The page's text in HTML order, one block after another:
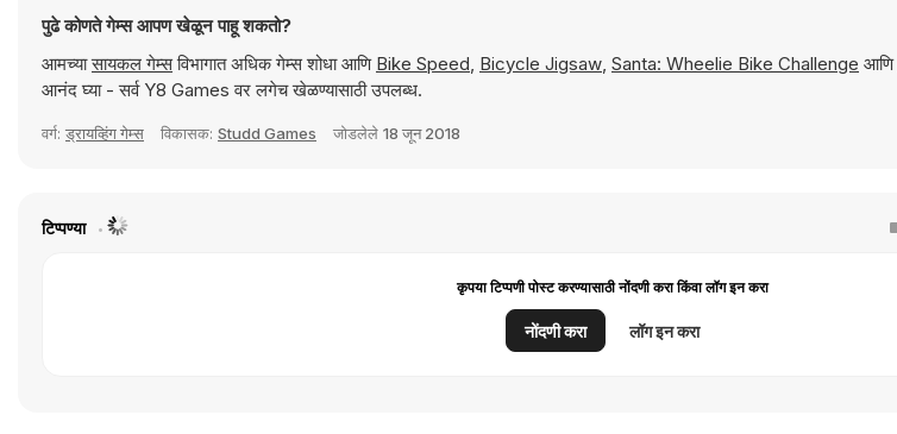
पुढे कोणते गेम्स आपण खेळून पाहू शकतो?
आमच्यासायकल गेम्सविभागात अधिक गेम्स शोधा आणि Bike Speed, Bicycle Jigsaw, Santa: Wheelie Bike Challenge आणि
आनंद घ्या - सर्व Y8 Games वर लगेच खेळण्यासाठी उपलब्ध.
वर्ग: ड्रायव्हिंग गेम्स विकासक: Studd Games जोडलेले 18 जून 2018
टिप्पण्या
कृपया टिप्पणी पोस्ट करण्यासाठी नोंदणी करा किंवा लॉग इन करा
नोंदणी करा लॉग इन करा